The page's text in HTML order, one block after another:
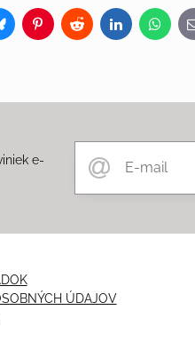
PinterestRedditLinkedIn
e-
ÚDAJOV